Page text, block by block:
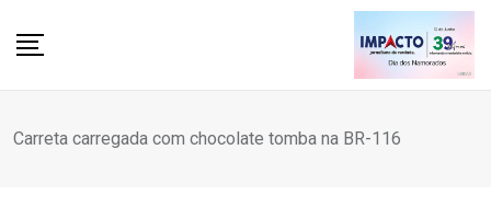
Carreta carregada com chocolate tomba na BR-116